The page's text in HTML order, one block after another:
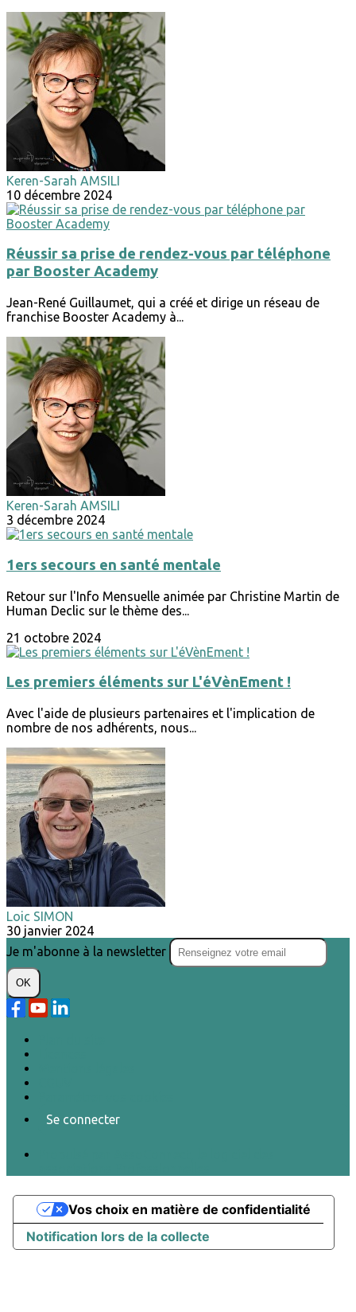
Keren-Sarah AMSILI
10 décembre 2024
Réussir sa prise de rendez-vous par téléphone
par Booster Academy
Jean-René Guillaumet, qui a créé et dirige un réseau de
franchise Booster Academy à...
Keren-Sarah AMSILI
3 décembre 2024
1ers secours en santé mentale
Retour sur l'Info Mensuelle animée par Christine Martin de
Human Declic sur le thème des...
21 octobre 2024
Les premiers éléments sur L'éVènEment !
Avec l'aide de plusieurs partenaires et l'implication de
nombre de nos adhérents, nous...
Loic SIMON
30 janvier 2024
Je m'abonne à la newsletter
OK
Se connecter
Notification lors de la collecte
Vos choix en matière de confidentialité